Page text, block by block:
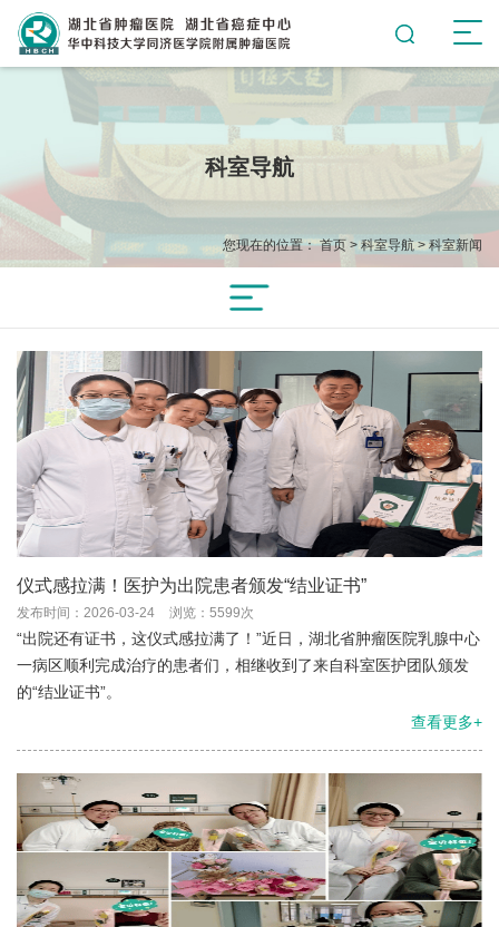
科室导航
您现在的位置： 首页 >科室导航>科室新闻
仪式感拉满！医护为出院患者颁发“结业证书”
发布时间：2026-03-24 浏览：5599次
“出院还有证书，这仪式感拉满了！”近日，湖北省肿瘤医院乳腺中心
一病区顺利完成治疗的患者们，相继收到了来自科室医护团队颁发
的“结业证书”。
查看更多+